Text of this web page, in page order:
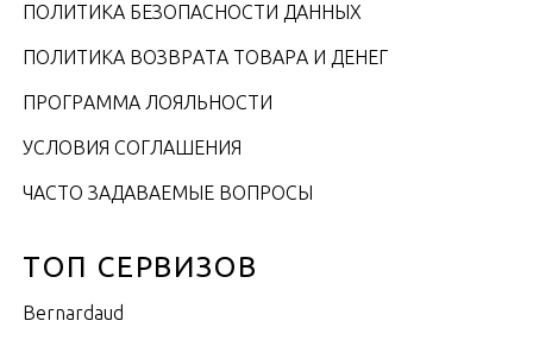
ПОЛИТИКА БЕЗОПАСНОСТИ ДАННЫХ
ПОЛИТИКА ВОЗВРАТА ТОВАРА И ДЕНЕГ
ПРОГРАММА ЛОЯЛЬНОСТИ
УСЛОВИЯ СОГЛАШЕНИЯ
ЧАСТО ЗАДАВАЕМЫЕ ВОПРОСЫ
ТОП СЕРВИЗОВ
Bernardaud